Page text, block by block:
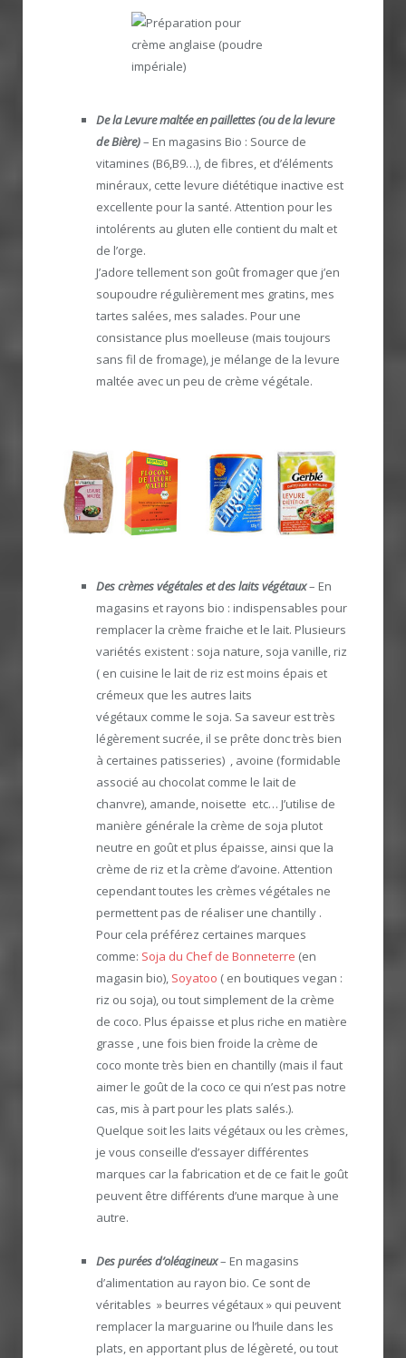
De la Levure maltée en paillettes (ou de la levure
de Bière)– En magasins Bio : Source de
vitamines (B6,B9…), de fibres, et d’éléments
minéraux, cette levure diététique inactive est
excellente pour la santé. Attention pour les
intolérents au gluten elle contient du malt et
de l’orge.
J’adore tellement son goût fromager que j’en
soupoudre régulièrement mes gratins, mes
tartes salées, mes salades. Pour une
consistance plus moelleuse (mais toujours
sans fil de fromage), je mélange de la levure
maltée avec un peu de crème végétale.
Des crèmes végétaleset des laits végétaux– En
magasins et rayons bio : indispensables pour
remplacer la crème fraiche et le lait. Plusieurs
variétés existent : soja nature, soja vanille, riz
( en cuisine le lait de riz est moins épais et
crémeux que les autres laits
végétaux comme le soja. Sa saveur est très
légèrement sucrée, il se prête donc très bien
à certaines patisseries) , avoine (formidable
associé au chocolat comme le lait de
chanvre), amande, noisette etc… J’utilise de
manière générale la crème de soja plutot
neutre en goût et plus épaisse, ainsi que la
crème de riz et la crème d’avoine. Attention
cependant toutes les crèmes végétales ne
permettent pas de réaliser une chantilly .
Pour cela préférez certaines marques
comme: Soja du Chef de Bonneterre (en
magasin bio), Soyatoo ( en boutiques vegan :
riz ou soja), ou tout simplement de la crème
de coco. Plus épaisse et plus riche en matière
grasse , une fois bien froide la crème de
coco monte très bien en chantilly (mais il faut
aimer le goût de la coco ce qui n’est pas notre
cas, mis à part pour les plats salés.).
Quelque soit les laits végétaux ou les crèmes,
je vous conseille d’essayer différentes
marques car la fabrication et de ce fait le goût
peuvent être différents d’une marque à une
autre.
Des purées d’oléagineux– En magasins
d’alimentation au rayon bio. Ce sont de
véritables » beurres végétaux » qui peuvent
remplacer la marguarine ou l’huile dans les
plats, en apportant plus de légèreté, ou tout